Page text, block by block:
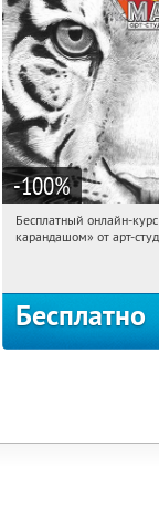
-100%
19:57:05
Бесплатный онлайн-
карандашом» от арт-
Бесплатно